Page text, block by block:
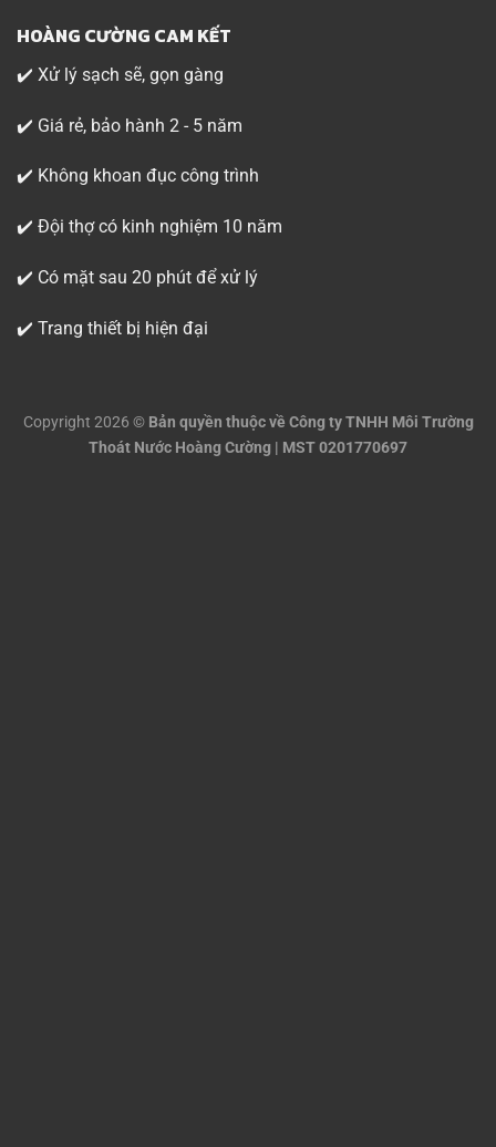
HOÀNG CƯỜNG CAM KẾT
✔️ Xử lý sạch sẽ, gọn gàng
✔️ Giá rẻ, bảo hành 2 - 5 năm
✔️ Không khoan đục công trình
✔️ Đội thợ có kinh nghiệm 10 năm
✔️ Có mặt sau 20 phút để xử lý
✔️ Trang thiết bị hiện đại
Copyright 2026 © Bản quyền thuộc về Công ty TNHH Môi Trường
Thoát Nước Hoàng Cường | MST 0201770697